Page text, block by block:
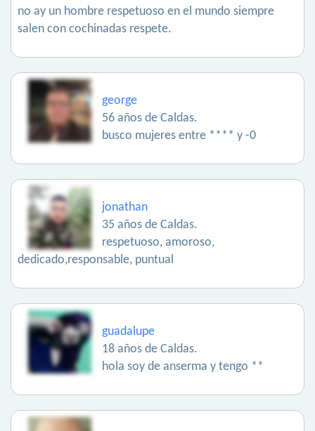
no ay un hombre respetuoso en el mundo siempre
salen con cochinadas respete.
george
56 años de Caldas.
busco mujeres entre **** y -0
jonathan
35 años de Caldas.
respetuoso, amoroso,
dedicado,responsable, puntual
guadalupe
18 años de Caldas.
hola soy de anserma y tengo **